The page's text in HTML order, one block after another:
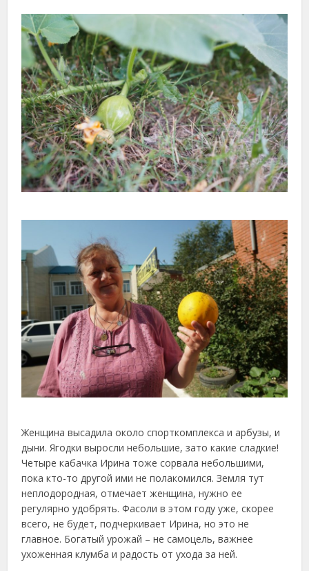
Женщина высадила около спорткомплекса и арбузы, и
дыни. Ягодки выросли небольшие, зато какие сладкие!
Четыре кабачка Ирина тоже сорвала небольшими,
пока кто-то другой ими не полакомился. Земля тут
неплодородная, отмечает женщина, нужно ее
регулярно удобрять. Фасоли в этом году уже, скорее
всего, не будет, подчеркивает Ирина, но это не
главное. Богатый урожай – не самоцель, важнее
ухоженная клумба и радость от ухода за ней.